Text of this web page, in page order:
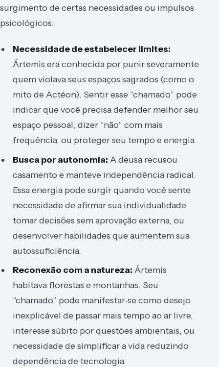
surgimento de certas necessidades ou impulsos
psicológicos:
Necessidade de estabelecer limites:
Ártemis era conhecida por punir severamente
quem violava seus espaços sagrados (como o
mito de Actéon). Sentir esse “chamado” pode
indicar que você precisa defender melhor seu
espaço pessoal, dizer “não” com mais
frequência, ou proteger seu tempo e energia.
Busca por autonomia: A deusa recusou
casamento e manteve independência radical.
Essa energia pode surgir quando você sente
necessidade de afirmar sua individualidade,
tomar decisões sem aprovação externa, ou
desenvolver habilidades que aumentem sua
autossuficiência.
Reconexão com a natureza: Ártemis
habitava florestas e montanhas. Seu
“chamado” pode manifestar-se como desejo
inexplicável de passar mais tempo ao ar livre,
interesse súbito por questões ambientais, ou
necessidade de simplificar a vida reduzindo
dependência de tecnologia.